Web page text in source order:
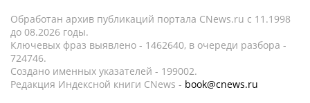
Обработан архив публикаций портала CNews.ru c 11.1998
до 08.2026 годы.
Ключевых фраз выявлено - 1462640, в очереди разбора -
724746.
Создано именных указателей - 199002.
Редакция Индексной книги CNews - book@cnews.ru